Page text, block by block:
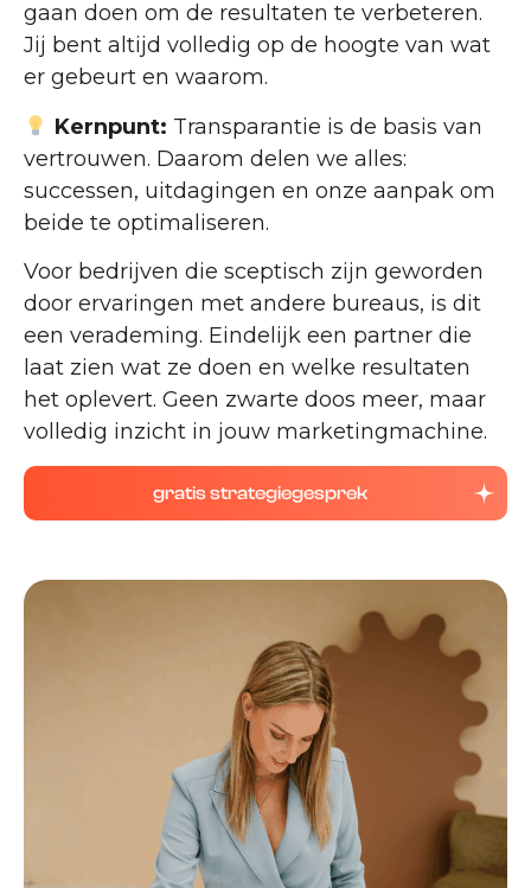
gaan doen om de resultaten te verbeteren.
Jij bent altijd volledig op de hoogte van wat
er gebeurt en waarom.
Kernpunt: Transparantie is de basis van
vertrouwen. Daarom delen we alles:
successen, uitdagingen en onze aanpak om
beide te optimaliseren.
Voor bedrijven die sceptisch zijn geworden
door ervaringen met andere bureaus, is dit
een verademing. Eindelijk een partner die
laat zien wat ze doen en welke resultaten
het oplevert. Geen zwarte doos meer, maar
volledig inzicht in jouw marketingmachine.
gratis strategiegesprek